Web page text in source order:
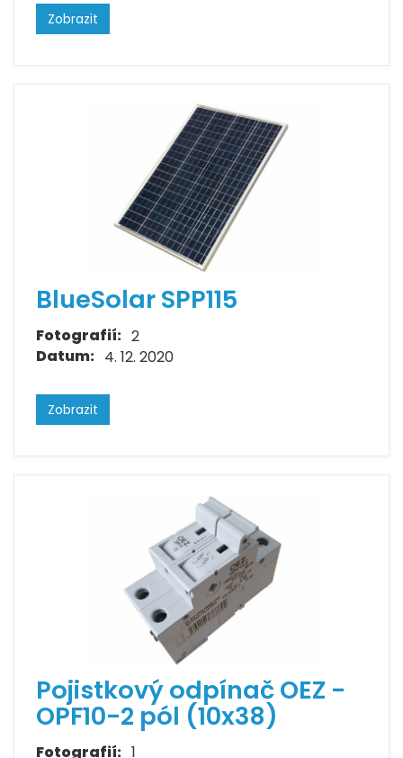
Zobrazit
BlueSolar SPP115
Fotografií: 2
Datum: 4. 12. 2020
Zobrazit
Pojistkový odpínač OEZ -
OPF10-2 pól (10x38)
Fotografií: 1